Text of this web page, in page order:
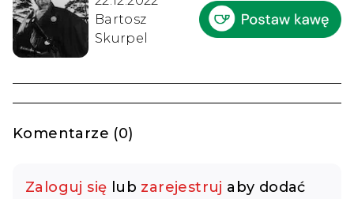
Bartosz
Skurpel
Komentarze (0)
Zaloguj się lub zarejestruj aby dodać